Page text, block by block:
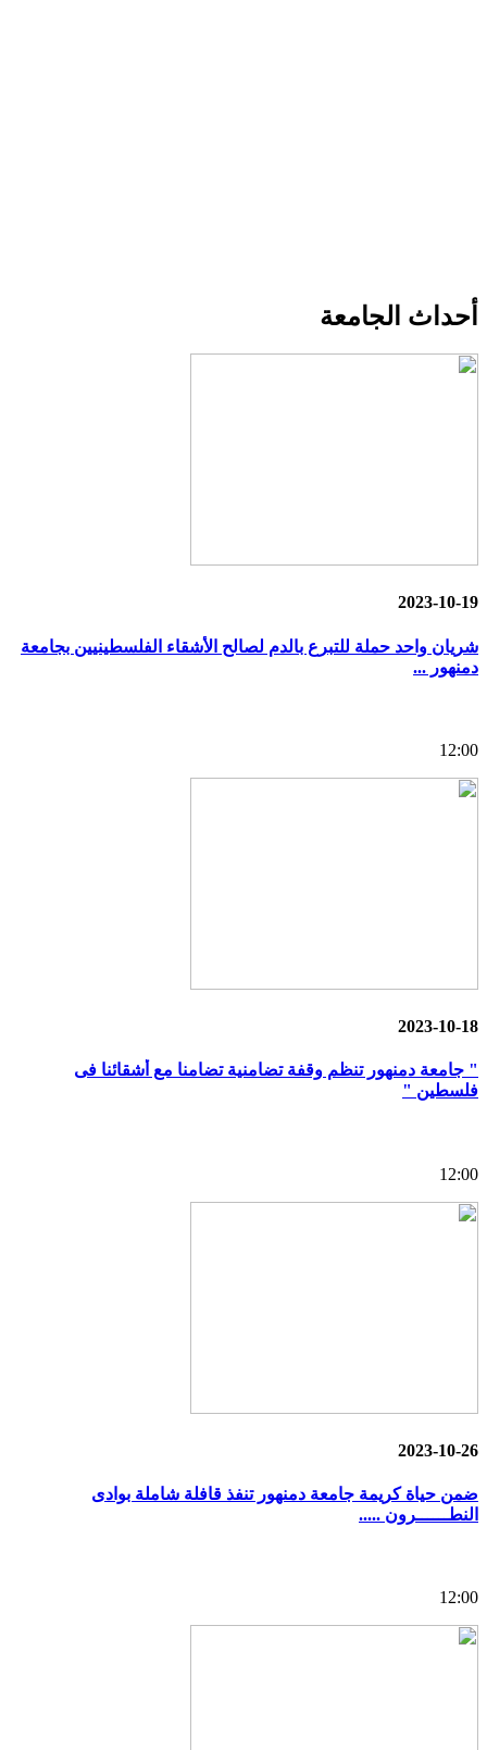
أحداث الجامعة
2023-10-19
شريان واحد حملة للتبرع بالدم لصالح الأشقاء الفلسطينيين بجامعة
دمنهور ...
12:00
2023-10-18
" جامعة دمنهور تنظم وقفة تضامنية تضامنا مع أشقائنا فى
فلسطين "
12:00
2023-10-26
ضمن حياة كريمة جامعة دمنهور تنفذ قافلة شاملة بوادى
النطــــــرون .....
12:00